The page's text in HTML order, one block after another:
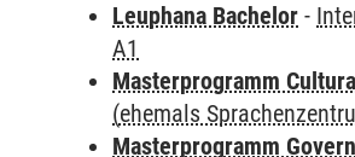
Leuphana Bachelor -
A1
Masterprogramm
(ehemals
Masterprogramm